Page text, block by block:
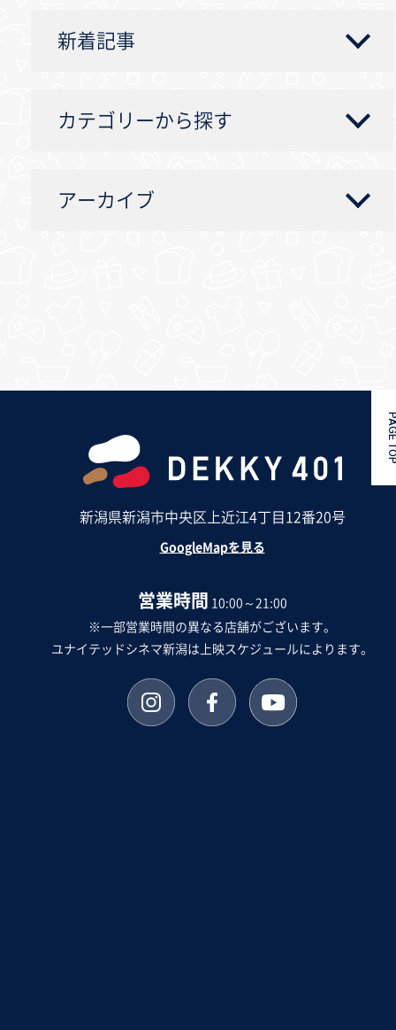
新着記事
カテゴリーから探す
アーカイブ
新潟県新潟市中央区上近江4丁目12番20号
GoogleMapを見る
営業時間 10:00～21:00
※一部営業時間の異なる店舗がございます。
ユナイテッドシネマ新潟は上映スケジュールによります。